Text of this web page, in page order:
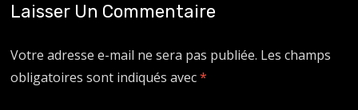
Laisser Un Commentaire
Votre adresse e-mail ne sera pas publiée. Les champs
obligatoires sont indiqués avec*